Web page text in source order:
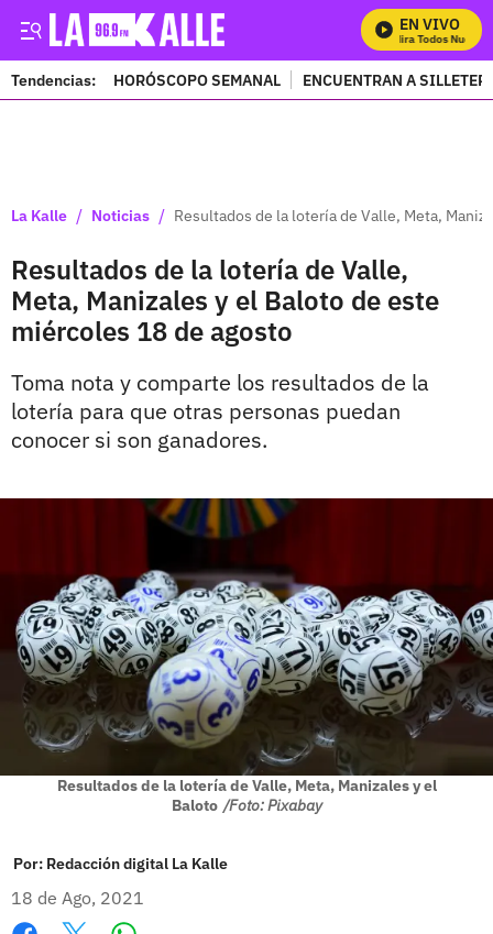
EN VIVO
Mira Todos Nuestros
Tendencias: HORÓSCOPO SEMANAL ENCUENTRAN A
La Kalle / Noticias / Resultados de la lotería de Valle, Meta,
Resultados de la lotería de Valle,
Meta, Manizales y el Baloto de este
miércoles 18 de agosto
Toma nota y comparte los resultados de la
lotería para que otras personas puedan
conocer si son ganadores.
Resultados de la lotería de Valle, Meta, Manizales y el
Baloto /Foto: Pixabay
Por: Redacción digital La Kalle
18 de Ago, 2021